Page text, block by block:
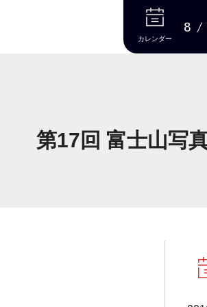
本文へ
カレンダー
8
第17回 富士山写